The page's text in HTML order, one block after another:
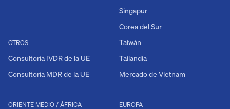
OTROS
Consultoría IVDR de la UE
Consultoría MDR de la UE
EUROPA
ORIENTE MEDIO / ÁFRICA
Singapur
Corea del Sur
Taiwán
Tailandia
Mercado de Vietnam